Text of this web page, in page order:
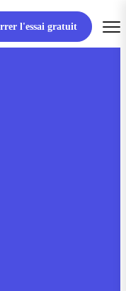
l'essai gratuit